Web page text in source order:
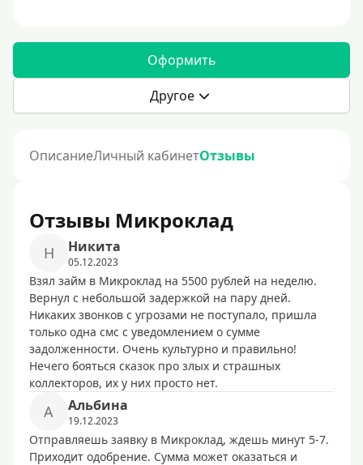
Оформить
Другое
ОписаниеЛичный кабинетОтзывы
Отзывы Микроклад
Н Никита
05.12.2023
Взял займ в Микроклад на 5500 рублей на неделю.
Вернул с небольшой задержкой на пару дней.
Никаких звонков с угрозами не поступало, пришла
только одна смс с уведомлением о сумме
задолженности. Очень культурно и правильно!
Нечего бояться сказок про злых и страшных
коллекторов, их у них просто нет.
А Альбина
19.12.2023
Отправляешь заявку в Микроклад, ждешь минут 5-7.
Приходит одобрение. Сумма может оказаться и